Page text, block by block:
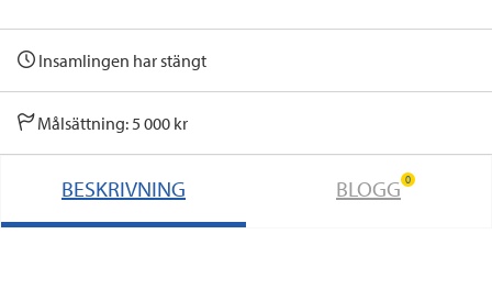
Insamlingen har stängt
Målsättning: 5 000 kr
BESKRIVNING BLOGG 0